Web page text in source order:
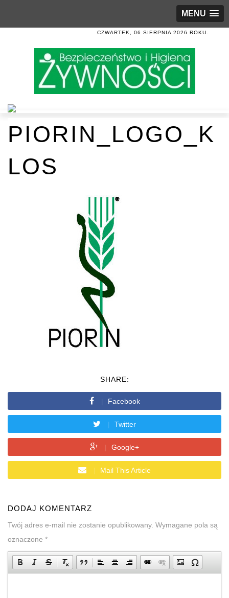
MENU
CZWARTEK, 06 SIERPNIA 2026 ROKU.
PIORIN_LOGO_K
LOS
SHARE:
Facebook
Twitter
Google+
Mail This Article
DODAJ KOMENTARZ
Twój adres e-mail nie zostanie opublikowany. Wymagane pola są
oznaczone *